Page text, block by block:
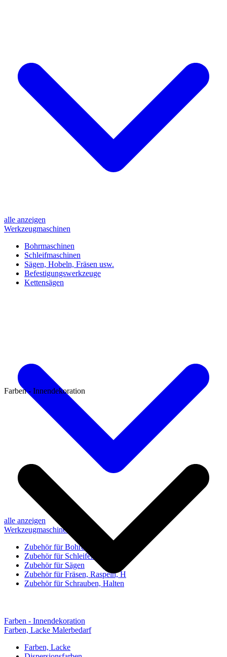
alle anzeigen
Werkzeugmaschinen
Bohrmaschinen
Schleifmaschinen
Sägen, Hobeln, Fräsen usw.
Befestigungswerkzeuge
Kettensägen
alle anzeigen
Werkzeugmaschinen-Zubehör
Zubehör für Bohren, Bohrhilfen
Zubehör für Schleifen, Poliere
Zubehör für Sägen
Zubehör für Fräsen, Raspeln, H
Zubehör für Schrauben, Halten
Farben - Innendekoration
Farben - Innendekoration
Farben, Lacke Malerbedarf
Farben, Lacke